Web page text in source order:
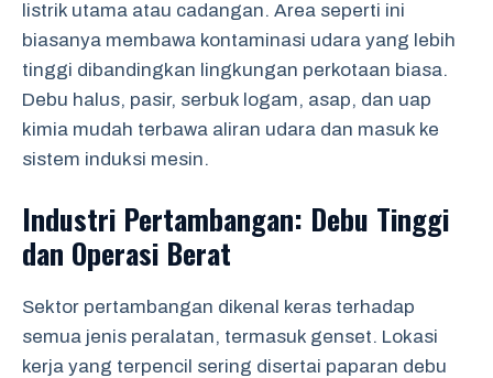
listrik utama atau cadangan. Area seperti ini
biasanya membawa kontaminasi udara yang lebih
tinggi dibandingkan lingkungan perkotaan biasa.
Debu halus, pasir, serbuk logam, asap, dan uap
kimia mudah terbawa aliran udara dan masuk ke
sistem induksi mesin.
Industri Pertambangan: Debu Tinggi
dan Operasi Berat
Sektor pertambangan dikenal keras terhadap
semua jenis peralatan, termasuk genset. Lokasi
kerja yang terpencil sering disertai paparan debu